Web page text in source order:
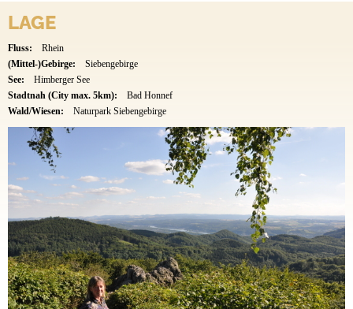
LAGE
Fluss:
Rhein
(Mittel-)Gebirge:
Siebengebirge
See:
Himberger See
Stadtnah (City max. 5km):
Bad Honnef
Wald/Wiesen:
Naturpark Siebengebirge